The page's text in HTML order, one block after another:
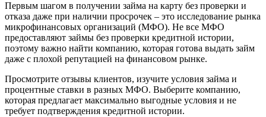
Первым шагом в получении займа на карту без проверки и
отказа даже при наличии просрочек – это исследование рынка
микрофинансовых организаций (МФО). Не все МФО
предоставляют займы без проверки кредитной истории,
поэтому важно найти компанию, которая готова выдать займ
даже с плохой репутацией на финансовом рынке.
Просмотрите отзывы клиентов, изучите условия займа и
процентные ставки в разных МФО. Выберите компанию,
которая предлагает максимально выгодные условия и не
требует подтверждения кредитной истории.